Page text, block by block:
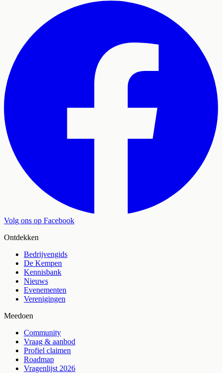
Volg ons op Facebook
Ontdekken
Bedrijvengids
De Kempen
Kennisbank
Nieuws
Evenementen
Verenigingen
Meedoen
Community
Vraag & aanbod
Profiel claimen
Roadmap
Vragenlijst 2026